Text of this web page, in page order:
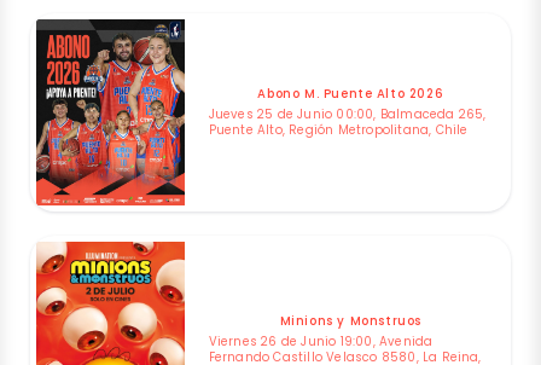
Abono M. Puente Alto 2026
Jueves 25 de Junio 00:00, Balmaceda 265,
Puente Alto, Región Metropolitana, Chile
Minions y Monstruos
Viernes 26 de Junio 19:00, Avenida
Fernando Castillo Velasco 8580, La Reina,